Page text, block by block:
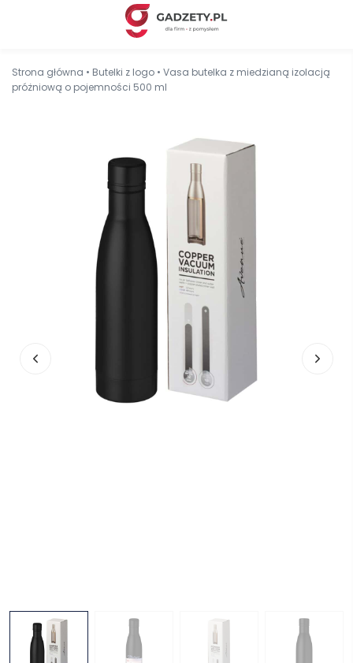
Strona główna • Butelki z logo • Vasa butelka z miedzianą izolacją
próżniową o pojemności 500 ml